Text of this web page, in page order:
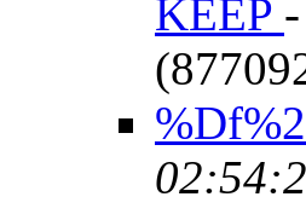
KEEP -